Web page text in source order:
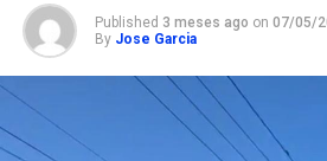
Published 3 meses ago on 07/05/
By Jose Garcia